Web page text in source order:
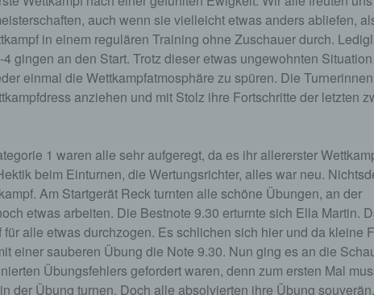
auch wenn sie vielleicht etwas anders abliefen,
in einem regulären Training ohne Zuschauer durch.
gingen an den Start. Trotz dieser etwas ungewohnten Situation
einmal die Wettkampfatmosphäre zu spüren. Die
anziehen und mit Stolz ihre Fortschritte der letzten
1 waren alle sehr aufgeregt, da es ihr allererster
beim Einturnen, die Wertungsrichter, alles war neu.
Am Startgerät Reck turnten alle schöne Übungen, an der
etwas arbeiten. Die Bestnote 9.30 erturnte sich Ella Martin.
alle etwas durchzogen. Es schlichen sich hier und da kleine
einer sauberen Übung die Note 9.30. Nun ging es an die
Übungsfehlers gefordert waren, denn zum ersten Mal
der Übung turnen. Doch alle absolvierten ihre Übung